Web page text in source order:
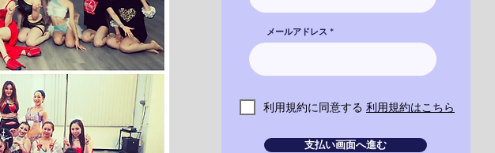
メールアドレス
利用規約に同意する 利用規約はこちら
支払い画面へ進む